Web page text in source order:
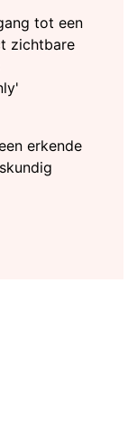
tot een
zichtbare
erkende